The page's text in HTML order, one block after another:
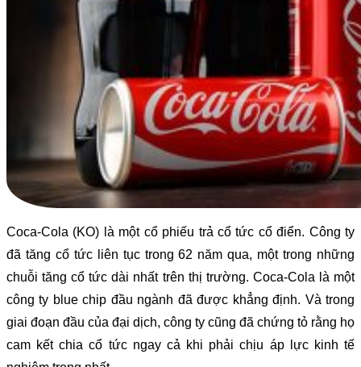
Coca-Cola (KO) là một cổ phiếu trả cổ tức cổ điển. Công ty
đã tăng cổ tức liên tục trong 62 năm qua, một trong những
chuỗi tăng cổ tức dài nhất trên thị trường. Coca-Cola là một
công ty blue chip đầu ngành đã được khẳng định. Và trong
giai đoạn đầu của đại dịch, công ty cũng đã chứng tỏ rằng họ
cam kết chia cổ tức ngay cả khi phải chịu áp lực kinh tế